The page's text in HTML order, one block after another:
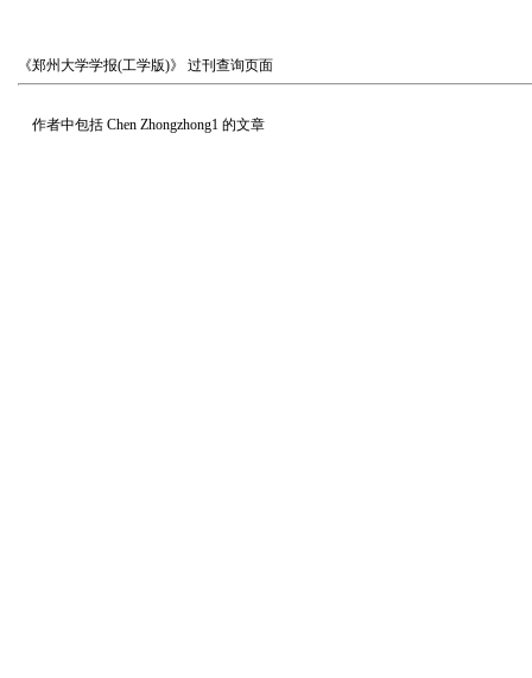
《郑州大学学报(工学版)》 过刊查询页面
作者中包括 Chen Zhongzhong1 的文章